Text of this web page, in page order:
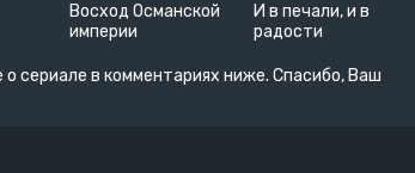
Восход Османской
империи
И в печали, и в
радости
сериале в комментариях ниже. Спасибо, Ваш